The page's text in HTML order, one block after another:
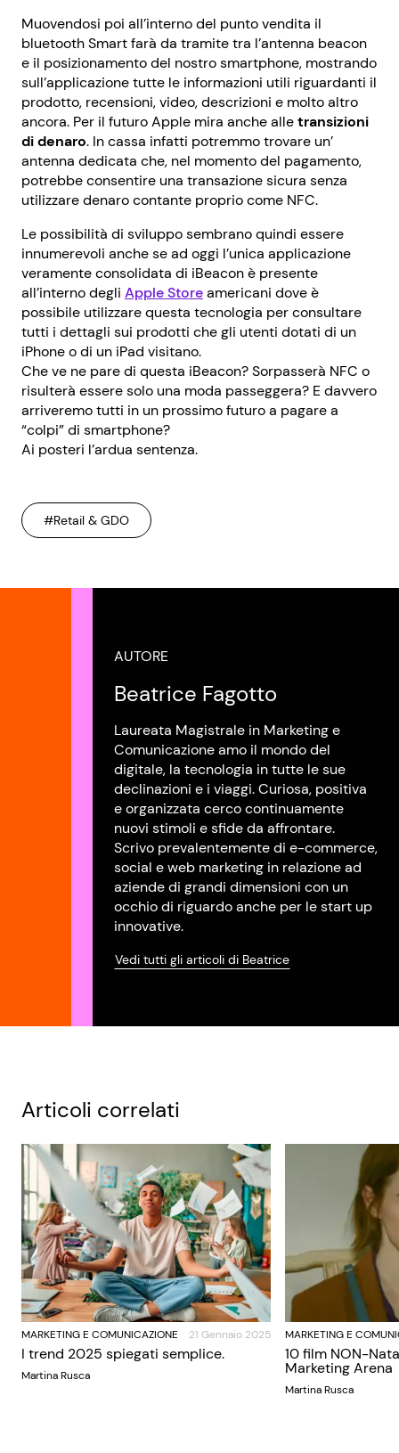
Muovendosi poi all’interno del punto vendita il
bluetooth Smart farà da tramite tra l’antenna beacon
e il posizionamento del nostro smartphone, mostrando
sull’applicazione tutte le informazioni utili riguardanti il
prodotto, recensioni, video, descrizioni e molto altro
ancora. Per il futuro Apple mira anche alletransizioni
di denaro. In cassa infatti potremmo trovare un’
antenna dedicata che, nel momento del pagamento,
potrebbe consentire una transazione sicura senza
utilizzare denaro contante proprio come NFC.
Le possibilità di sviluppo sembrano quindi essere
innumerevoli anche se ad oggi l’unica applicazione
veramente consolidata di iBeacon è presente
all’interno degli Apple Storeamericani dove è
possibile utilizzare questa tecnologia per consultare
tutti i dettagli sui prodotti che gli utenti dotati di un
iPhone o di un iPad visitano.
Che ve ne pare di questa iBeacon? Sorpasserà NFC o
risulterà essere solo una moda passeggera? E davvero
arriveremo tutti in un prossimo futuro a pagare a
“colpi” di smartphone?
Ai posteri l’ardua sentenza.
#Retail & GDO
AUTORE
Beatrice Fagotto
Laureata Magistrale in Marketing e
Comunicazione amo il mondo del
digitale, la tecnologia in tutte le sue
declinazioni e i viaggi. Curiosa, positiva
e organizzata cerco continuamente
nuovi stimoli e sfide da affrontare.
Scrivo prevalentemente di e-commerce,
social e web marketing in relazione ad
aziende di grandi dimensioni con un
occhio di riguardo anche per le start up
innovative.
Vedi tutti gli articoli di Beatrice
Articoli correlati
MARKETING E COMUNICAZIONE 21 Gennaio 2025
I trend 2025 spiegati semplice.
Martina Rusca
MARKETING E
10 film NON-
Marketing Arena
Martina Rusca